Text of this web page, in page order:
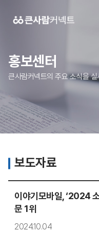
홍보센터
큰사람커넥트의 주요 소식을
보도자료
이야기모바일, ‘2024
문 1위
2024.10.04